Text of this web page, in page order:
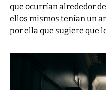
que ocurrían alrededor
ellos mismos tenían un
por ella que sugiere que